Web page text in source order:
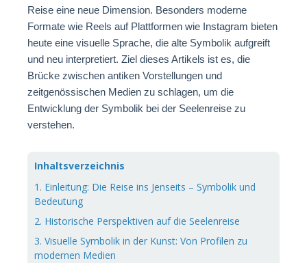
Reise eine neue Dimension. Besonders moderne
Formate wie Reels auf Plattformen wie Instagram bieten
heute eine visuelle Sprache, die alte Symbolik aufgreift
und neu interpretiert. Ziel dieses Artikels ist es, die
Brücke zwischen antiken Vorstellungen und
zeitgenössischen Medien zu schlagen, um die
Entwicklung der Symbolik bei der Seelenreise zu
verstehen.
Inhaltsverzeichnis
1. Einleitung: Die Reise ins Jenseits – Symbolik und
Bedeutung
2. Historische Perspektiven auf die Seelenreise
3. Visuelle Symbolik in der Kunst: Von Profilen zu
modernen Medien